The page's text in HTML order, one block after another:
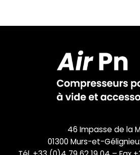
46 Impasse de la
01300 Murs-et-